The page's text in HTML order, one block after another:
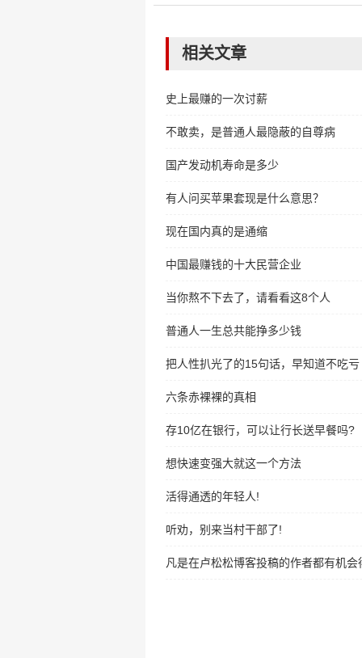
相关文章
史上最赚的一次讨薪
不敢卖，是普通人最隐蔽的自尊病
国产发动机寿命是多少
有人问买苹果套现是什么意思？
现在国内真的是通缩
中国最赚钱的十大民营企业
当你熬不下去了，请看看这8个人
普通人一生总共能挣多少钱
把人性扒光了的15句话，早知道不吃亏
六条赤裸裸的真相
存10亿在银行，可以让行长送早餐吗?
想快速变强大就这一个方法
活得通透的年轻人!
听劝，别来当村干部了!
凡是在卢松松博客投稿的作者都有机会